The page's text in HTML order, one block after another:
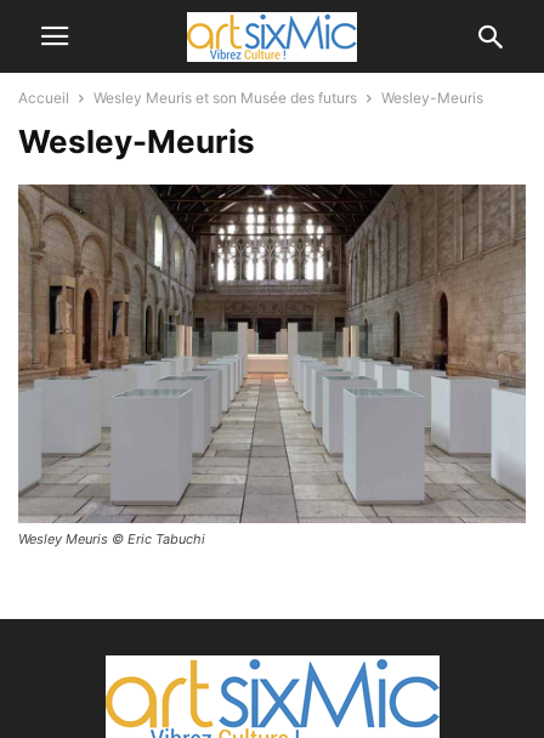
Accueil Wesley Meuris et son Musée des futurs Wesley-Meuris
Wesley-Meuris
Wesley Meuris © Eric Tabuchi